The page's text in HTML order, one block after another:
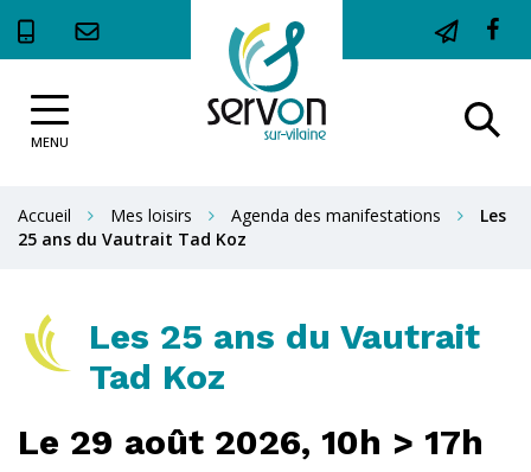
MENU
Site
officiel
de
Servon-
Accueil Mes loisirs Agenda des manifestations
Les
25 ans du Vautrait Tad Koz
Les 25 ans du Vautrait
Tad Koz
Le 29 août 2026, 10h > 17h